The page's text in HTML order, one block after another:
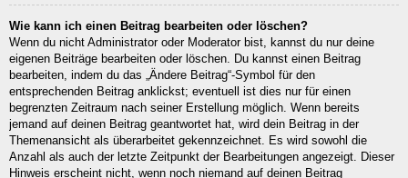
Wie kann ich einen Beitrag bearbeiten oder löschen?
Wenn du nicht Administrator oder Moderator bist, kannst du nur deine
eigenen Beiträge bearbeiten oder löschen. Du kannst einen Beitrag
bearbeiten, indem du das „Ändere Beitrag“-Symbol für den
entsprechenden Beitrag anklickst; eventuell ist dies nur für einen
begrenzten Zeitraum nach seiner Erstellung möglich. Wenn bereits
jemand auf deinen Beitrag geantwortet hat, wird dein Beitrag in der
Themenansicht als überarbeitet gekennzeichnet. Es wird sowohl die
Anzahl als auch der letzte Zeitpunkt der Bearbeitungen angezeigt. Dieser
Hinweis erscheint nicht, wenn noch niemand auf deinen Beitrag